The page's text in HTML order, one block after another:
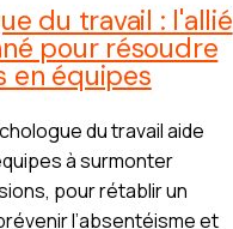
du travail : l'allié
pour résoudre
en équipes
du travail aide
à surmonter
pour rétablir un
l’absentéisme et